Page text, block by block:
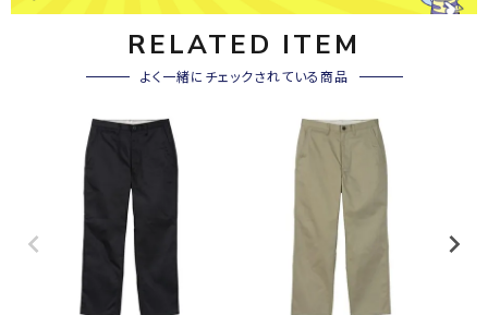
RELATED ITEM
よく一緒にチェックされている商品